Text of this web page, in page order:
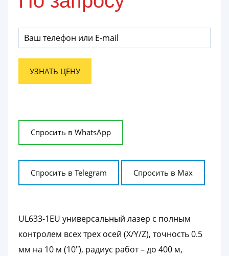
УЗНАТЬ ЦЕНУ
Спросить в WhatsApp
Спросить в Telegram Спросить в Max
UL633-1EU универсальный лазер с полным
контролем всех трех осей (X/Y/Z), точность 0.5
мм на 10 м (10"), радиус работ – до 400 м,